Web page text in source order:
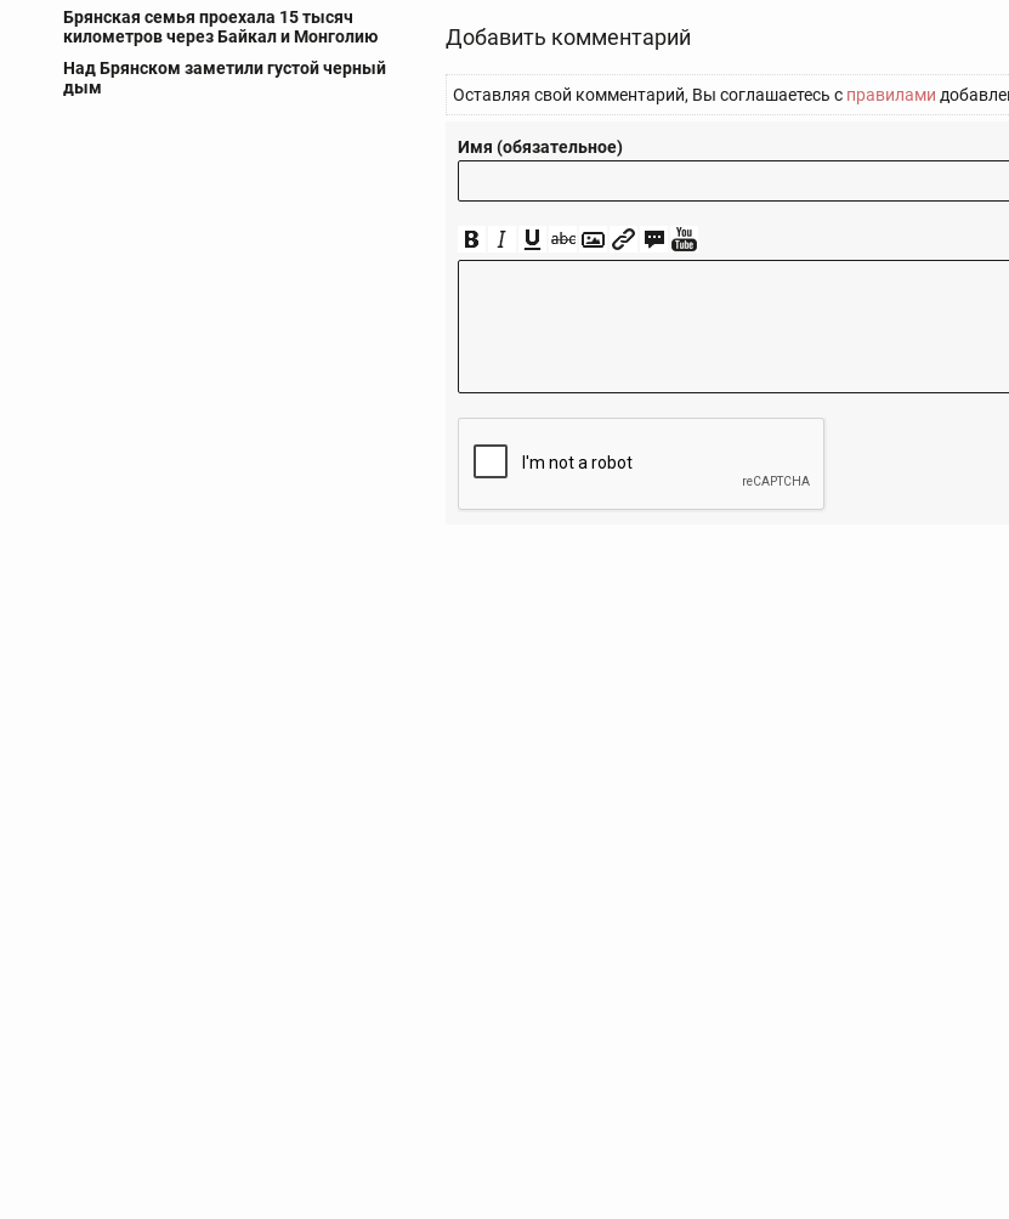
Брянская семья проехала 15 тысяч
километров через Байкал и Монголию
Над Брянском заметили густой черный
дым
Добавить комментарий
Оставляя свой комментарий, Вы соглашаетесь с правилами
Имя (обязательное)